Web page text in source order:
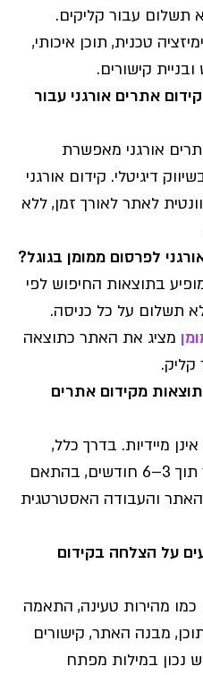
תשלום עבור קליקים.
טכנית, תוכן איכותי,
קישורים.
אתרים אורגני עבור
אורגני מאפשרת
דיגיטלי. קידום אורגני
לאתר לאורך זמן, ללא
לפרסום ממומן בגוגל?
בתוצאות החיפוש לפי
תשלום על כל כניסה.
מציג את האתר כתוצאה
קליק.
מקידום אתרים
מיידיות. בדרך כלל,
מתחילים לראות שיפור תוך 3–6 חודשים, בהתאם
והעבודה האסטרטגית
על הצלחה בקידום
כמו מהירות טעינה, התאמה
מבנה האתר, קישורים
נכון במילות מפתח